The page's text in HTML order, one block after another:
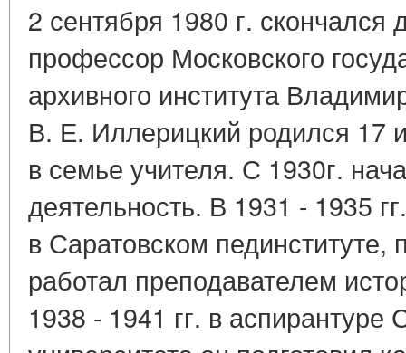
2 сентября 1980 г. скончался
профессор Московского
архивного института
В. Е. Иллерицкий родился 17
в семье учителя. С 1930г.
деятельность. В 1931 - 1935
в Саратовском пединституте,
работал преподавателем
1938 - 1941 гг. в аспирантуре